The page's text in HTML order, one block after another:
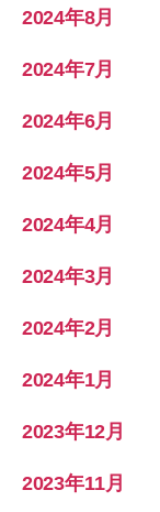
2024年8月
2024年7月
2024年6月
2024年5月
2024年4月
2024年3月
2024年2月
2024年1月
2023年12月
2023年11月